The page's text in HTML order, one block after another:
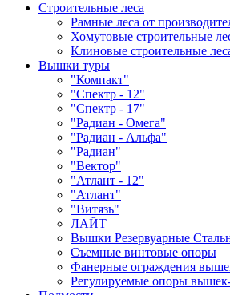
Строительные леса
Рамные леса от
Хомутовые строительные
Клиновые строительные
Вышки туры
"Компакт"
"Спектр - 12"
"Спектр - 17"
"Радиан - Омега"
"Радиан - Альфа"
"Радиан"
"Вектор"
"Атлант - 12"
"Атлант"
"Витязь"
ЛАЙТ
Вышки Резервуарные
Съемные винтовые опоры
Фанерные ограждения
Регулируемые опоры